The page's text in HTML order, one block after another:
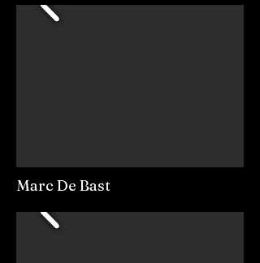
Marc De Bast